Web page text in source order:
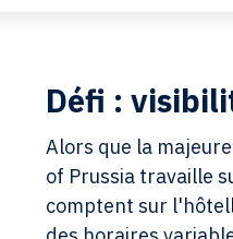
Défi :
Alors que la
of Prussia travaille
comptent sur